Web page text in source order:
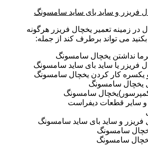
فریزر و ساید بای ساید سامسونگ
با سابقه 25 سال در زمینه تعمیر یخچال فریزر هرگونه
می تواند برطرف کند از جمله:
نداشتن یخچال سامسونگ
فریزر یا ساید بای ساید سامسونگ
یکسره کار کردن یخچال سامسونگ
یخچال سامسونگ
سامسونگ
و سایر قطعات دیفراست
فریزر و ساید بای ساید سامسونگ
سامسونگ
سامسونگ